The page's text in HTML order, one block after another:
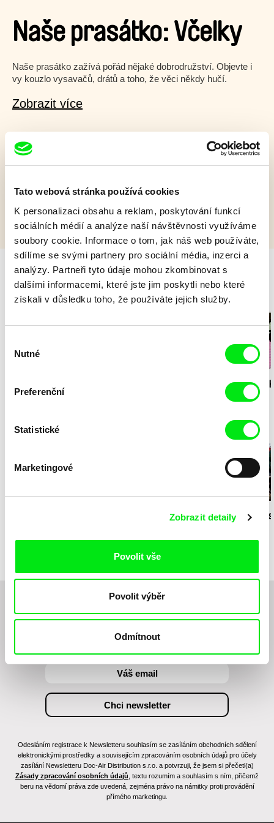
Tato webová stránka používá cookies
K personalizaci obsahu a reklam, poskytování funkcí
sociálních médií a analýze naší návštěvnosti využíváme
soubory cookie. Informace o tom, jak náš web používáte,
sdílíme se svými partnery pro sociální média, inzerci a
analýzy. Partneři tyto údaje mohou zkombinovat s
dalšími informacemi, které jste jim poskytli nebo které
získali v důsledku toho, že používáte jejich služby.
souhlasu
Nutné
Preferenční
Statistické
Marketingové
Zobrazit detaily
Povolit vše
Povolit výběr
Odmítnout
Naše prasátko: Včelky
Naše prasátko zažívá pořád nějaké dobrodružství. Objevte i
vy kouzlo vysavačů, drátů a toho, že věci někdy hučí.
Zobrazit více
Film bohužel není dostupný :(
Milý tati - speciál
Nguyen
Milý tati
Milý tati:
animace
Ji.hlavský speciál
dětem 2024
návštěvníky festivalu
Junior
Chcete být pravidelně informováni o novinkách v
Odesláním registrace k Newsletteru souhlasím se zasíláním obchodních sdělení
elektronickými prostředky a souvisejícím zpracováním osobních údajů pro účely
zasílání Newsletteru Doc-Air Distribution s.r.o. a potvrzuji, že jsem si přečetl(a)
Zásady zpracování osobních údajů , textu rozumím a souhlasím s ním, přičemž
beru na vědomí práva zde uvedená, zejména právo na námitky proti provádění
přímého marketingu.